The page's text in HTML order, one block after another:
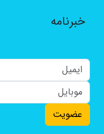
خبرنامه
عضویت